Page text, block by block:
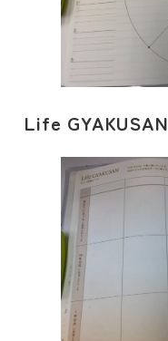
Life GYAKUSAN